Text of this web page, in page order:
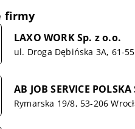
firmy
LAXO WORK Sp. z o.o.
ul. Droga Dębińska 3A, 61-
AB JOB SERVICE
Rymarska 19/8, 53-206